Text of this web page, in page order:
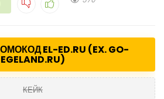
EL-ED.RU (EX. GO-
EGELAND.RU)
КЕЙК